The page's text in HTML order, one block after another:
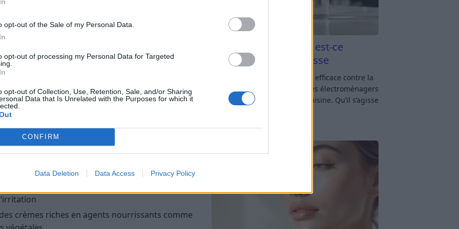
opt-out of the Sale of my Personal Data.
opt-out of processing my Personal Data for Targeted
opt-out of Collection, Use, Retention, Sale, and/or Sharing
Data that Is Unrelated with the Purposes for which it
CONFIRM
Data Deletion Data Access Privacy Policy
une nouvelle philosophie consiste à
la vie. Cette approche encourage à valoriser ses
avec le temps. Elle s’appuie aussi sur
sa beauté, mais simplement changer de
rides naturelles tout en les
un aspect lumineux, il est essentiel
son âge et à son type de peau. Cela inclut
crèmes riches en agents nourrissants comme
Vinaigre blanc et four est-ce
efficace contre la graisse
Vinaigre blanc et four : est-ce efficace contre la
graisse ? Le four fait partie des électroménagers
les plus sollicités dans une cuisine. Qu’il s’agisse